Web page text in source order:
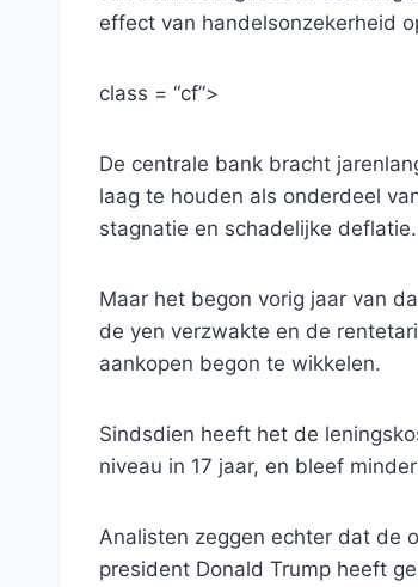
effect van handelsonzekerheid
class = “cf”>
De centrale bank bracht
laag te houden als onderdeel
stagnatie en schadelijke deflatie.
Maar het begon vorig jaar van
de yen verzwakte en de
aankopen begon te wikkelen.
Sindsdien heeft het de
niveau in 17 jaar, en bleef
Analisten zeggen echter dat de
president Donald Trump heeft